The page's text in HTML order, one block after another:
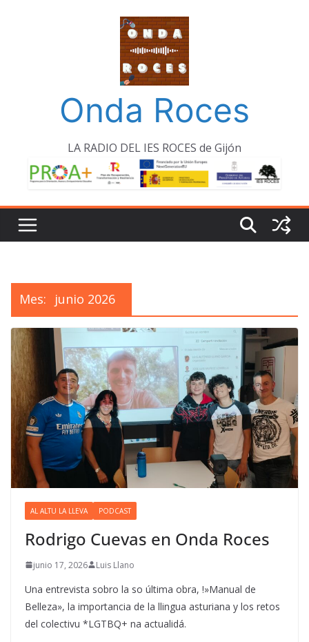
Onda Roces
LA RADIO DEL IES ROCES de Gijón
Mes: junio 2026
AL ALTU LA LLEVA PODCAST
Rodrigo Cuevas en Onda Roces
junio 17, 2026 Luis Llano
Una entrevista sobro la so última obra, !»Manual de
Belleza», la importancia de la llingua asturiana y los retos
del colectivu *LGTBQ+ na actualidá.